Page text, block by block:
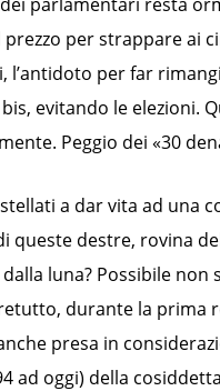
per strappare ai
l’antidoto per far
evitando le elezioni.
Peggio dei «30
a dar vita ad una
destre, rovina
luna? Possibile
durante la prima
presa in
ad oggi) della